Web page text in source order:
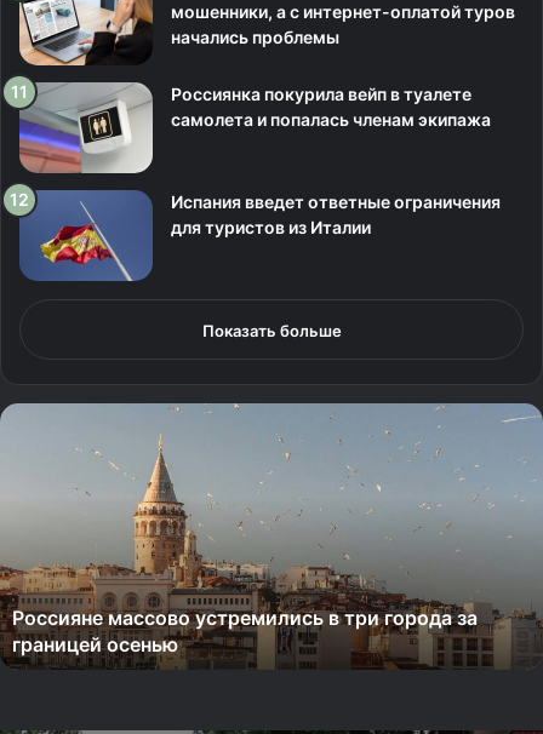
мошенники, а с интернет-оплатой туров
начались проблемы
Россиянка покурила вейп в туалете
самолета и попалась членам экипажа
Испания введет ответные ограничения
для туристов из Италии
Показать больше
В
в
ш
и
й
и
Вылетевший из Сочи самолет подал сигнал
бедствия над Черным морем